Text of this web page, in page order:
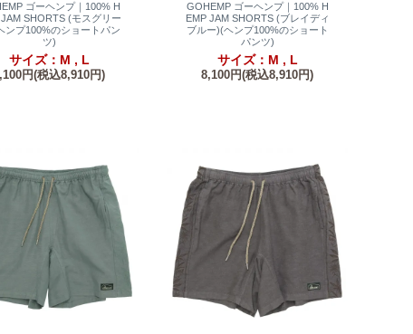
ゴーヘンプ｜100% H
JAM SHORTS (モスグリー
ンプ100%のショートパン
ツ)
サイズ：M , L
円(税込8,910円)
GOHEMP ゴーヘンプ｜100% H
EMP JAM SHORTS (ブレイディ
ブルー)(ヘンプ100%のショート
パンツ)
サイズ：M , L
8,100円(税込8,910円)